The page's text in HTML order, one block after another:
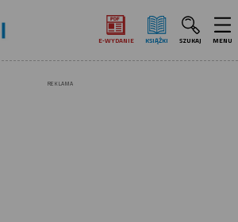
E‑WYDANIE KSIĄŻKI SZUKAJ MENU
REKLAMA